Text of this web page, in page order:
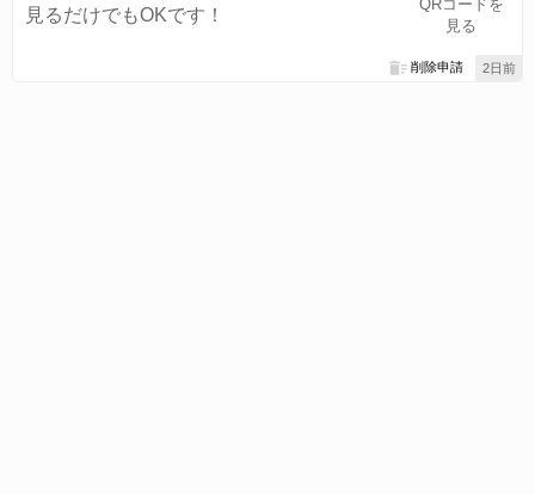
QRコードを
見る
見るだけでもOKです！
2日前
削除申請